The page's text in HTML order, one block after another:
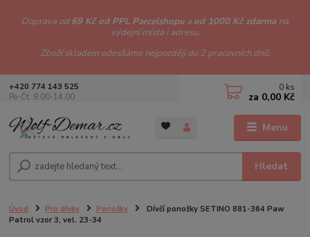
Doprava od69 Kč od PPL Parcelshopu a od 1000 Kč zdarma na
výdejní místa i adresu.
Zboží skladem odesíláme nejpozději do 2 pracovních dnů.
Menu
Hledat
+420 774 143 525
Po-Čt: 8.00-14.00
0 ks
za 0,00 Kč
Úvod Pro dívky Ponožky
Dívčí ponožky SETINO 881-364 Paw
Patrol vzor 3, vel. 23-34